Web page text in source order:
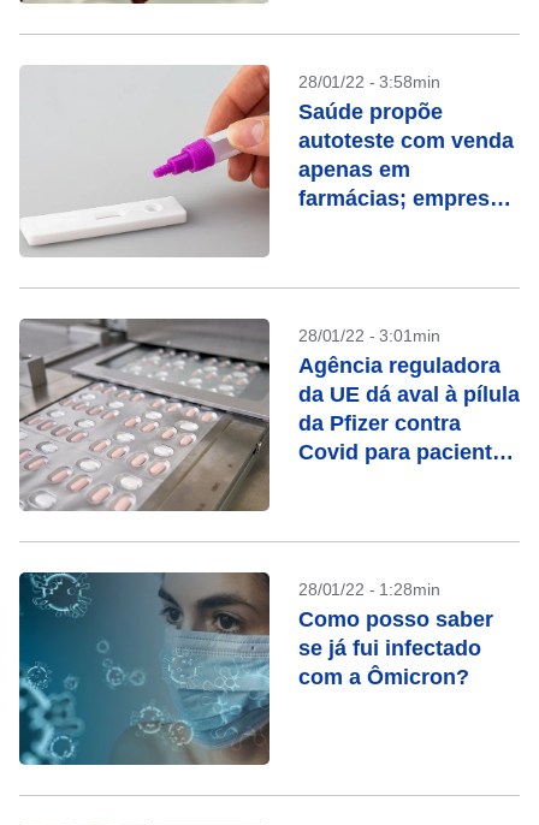
28/01/22 - 3:58min
Saúde propõe
autoteste com venda
apenas em
farmácias; empresas
28/01/22 - 3:01min
Agência reguladora
da UE dá aval à pílula
da Pfizer contra
Covid para pacientes
28/01/22 - 1:28min
Como posso saber
se já fui infectado
com a Ômicron?